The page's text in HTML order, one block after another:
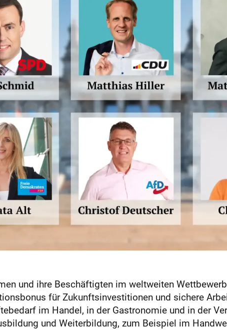
und ihre Beschäftigten im weltweiten
für Zukunftsinvestitionen und sichere
im Handel, in der Gastronomie und in der
und Weiterbildung, zum Beispiel im